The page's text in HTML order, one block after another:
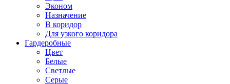
Эконом
Назначение
В коридор
Для узкого коридора
Гардеробные
Цвет
Белые
Светлые
Серые